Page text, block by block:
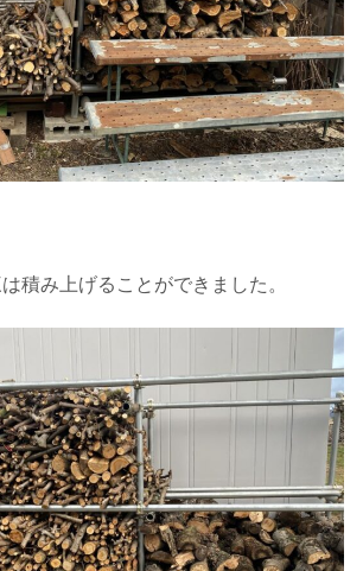
積み上げることができました。